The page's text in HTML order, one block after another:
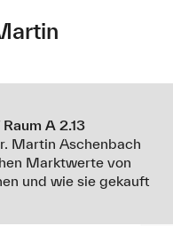
A 2.13
Martin Aschenbach
Marktwerte von
und wie sie gekauft